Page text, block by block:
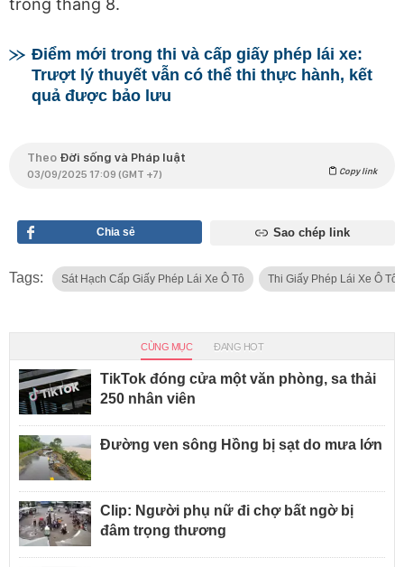
Điểm mới trong thi và cấp giấy phép lái xe:
Trượt lý thuyết vẫn có thể thi thực hành, kết
quả được bảo lưu
Theo Đời sống và Pháp luật
03/09/2025 17:09 (GMT +7) Copy link
Chia sẻ Sao chép link
Tags: Sát Hạch Cấp Giấy Phép Lái Xe Ô Tô Thi Giấy Phép Lái Xe Ô Tô
CÙNG MỤC ĐANG HOT
TikTok đóng cửa một văn phòng, sa thải
250 nhân viên
Đường ven sông Hồng bị sạt do mưa lớn
Clip: Người phụ nữ đi chợ bất ngờ bị
đâm trọng thương